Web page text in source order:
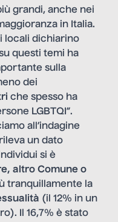
grandi, anche nei
in Italia.
locali dichiarino
questi temi ha
sulla
dei
che spesso ha
LGBTQI”.
all’indagine
un dato
si è
altro Comune o
tranquillamente la
(il 12% in un
Il 16,7% è stato